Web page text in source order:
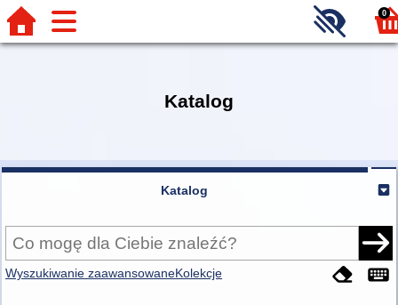
0
Katalog
Katalog
Wyszukiwanie zaawansowaneKolekcje